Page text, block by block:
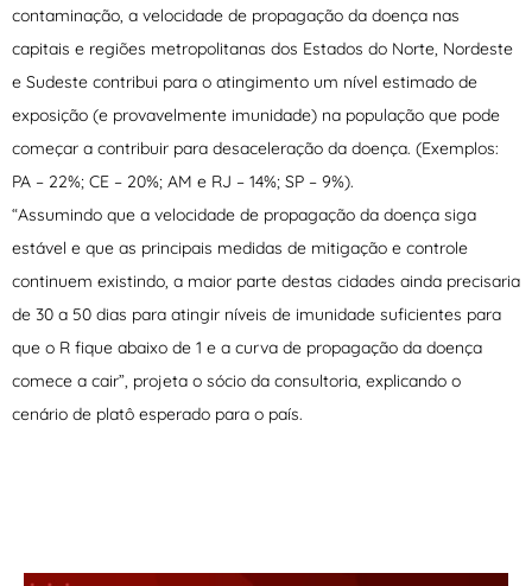
contaminação, a velocidade de propagação da doença nas
capitais e regiões metropolitanas dos Estados do Norte, Nordeste
e Sudeste contribui para o atingimento um nível estimado de
exposição (e provavelmente imunidade) na população que pode
começar a contribuir para desaceleração da doença. (Exemplos:
PA – 22%; CE – 20%; AM e RJ – 14%; SP – 9%).
“Assumindo que a velocidade de propagação da doença siga
estável e que as principais medidas de mitigação e controle
continuem existindo, a maior parte destas cidades ainda precisaria
de 30 a 50 dias para atingir níveis de imunidade suficientes para
que o R fique abaixo de 1 e a curva de propagação da doença
comece a cair”, projeta o sócio da consultoria, explicando o
cenário de platô esperado para o país.